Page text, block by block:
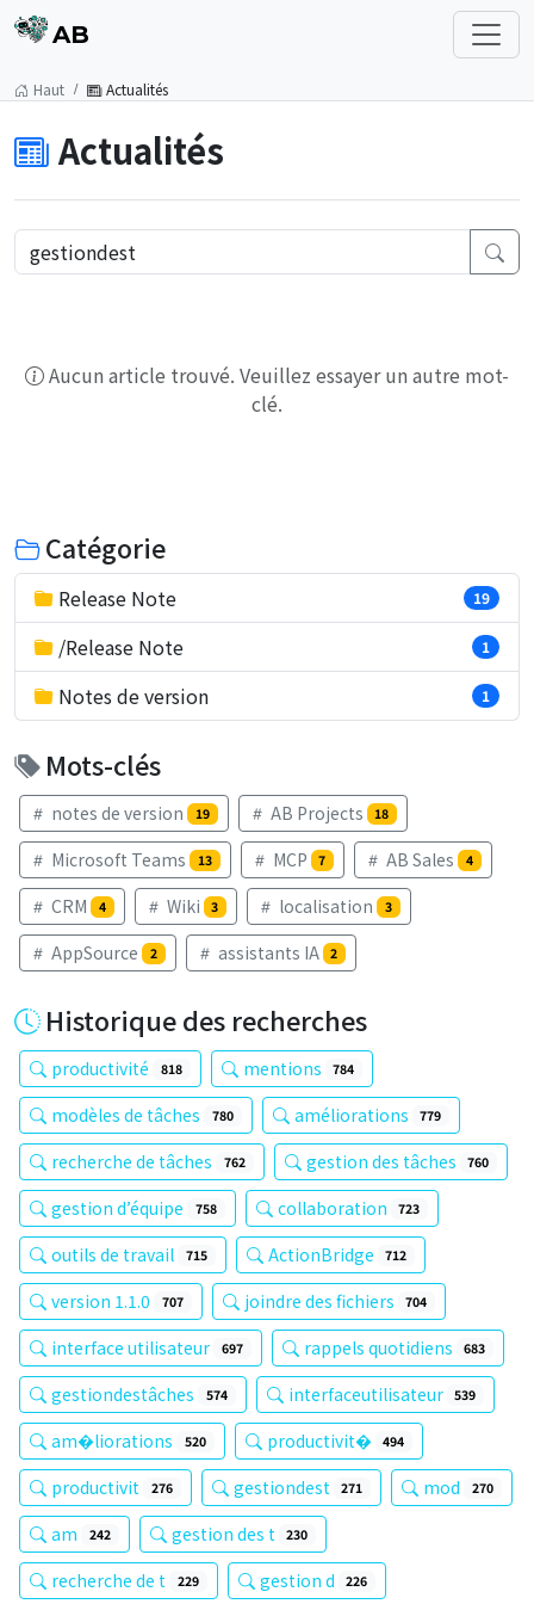
AB
Haut Actualités
Actualités
Aucun article trouvé. Veuillez essayer un autre mot-
clé.
Catégorie
Release Note 19
/Release Note 1
Notes de version 1
Mots-clés
notes de version 19 AB Projects 18
Microsoft Teams 13 MCP 7 AB Sales 4
CRM 4 Wiki 3 localisation 3
AppSource 2 assistants IA 2
Historique des recherches
productivité 818 mentions 784
modèles de tâches 780 améliorations 779
recherche de tâches 762 gestion des tâches 760
gestion d’équipe 758 collaboration 723
outils de travail 715 ActionBridge 712
version 1.1.0 707 joindre des fichiers 704
interface utilisateur 697 rappels quotidiens 683
gestiondestâches 574 interfaceutilisateur 539
am�liorations 520 productivit� 494
productivit 276 gestiondest 271 mod 270
am 242 gestion des t 230
recherche de t 229 gestion d 226